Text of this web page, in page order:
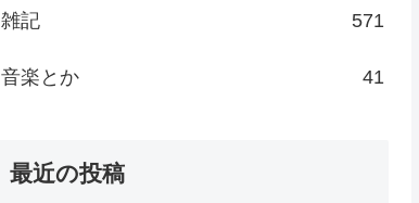
雑記 571
音楽とか 41
最近の投稿